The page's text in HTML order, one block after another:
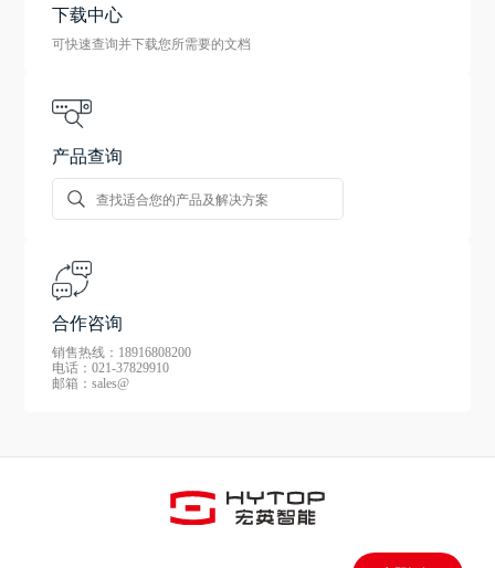
下载中心
可快速查询并下载您所需要的文档
产品查询
合作咨询
销售热线：18916808200
电话：021-37829910
邮箱：sales@